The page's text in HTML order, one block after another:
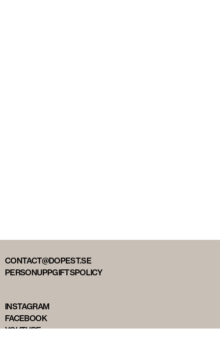
CONTACT@DOPEST.SE
PERSONUPPGIFTSPOLICY
INSTAGRAM
FACEBOOK
YOUTUBE